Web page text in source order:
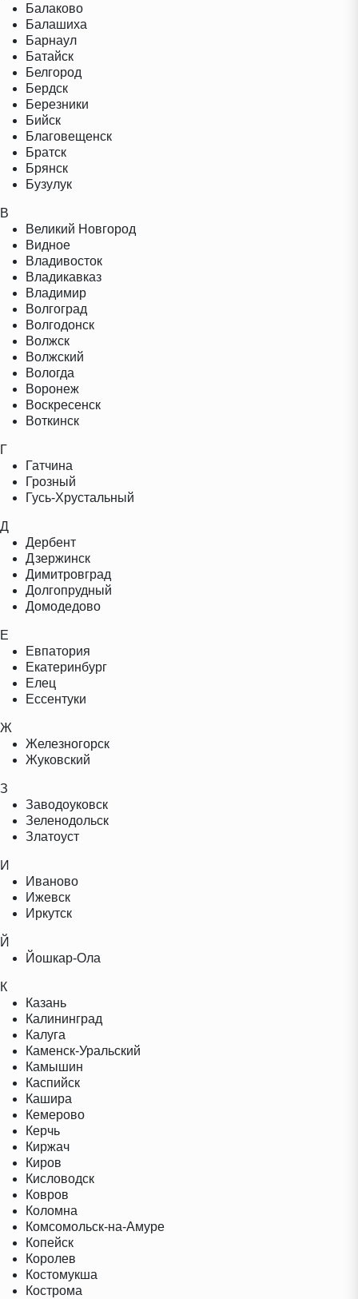
Балаково
Балашиха
Барнаул
Батайск
Белгород
Бердск
Березники
Бийск
Благовещенск
Братск
Брянск
Бузулук
В
Великий Новгород
Видное
Владивосток
Владикавказ
Владимир
Волгоград
Волгодонск
Волжск
Волжский
Вологда
Воронеж
Воскресенск
Воткинск
Г
Гатчина
Грозный
Гусь-Хрустальный
Д
Дербент
Дзержинск
Димитровград
Долгопрудный
Домодедово
Е
Евпатория
Екатеринбург
Елец
Ессентуки
Ж
Железногорск
Жуковский
З
Заводоуковск
Зеленодольск
Златоуст
И
Иваново
Ижевск
Иркутск
Й
Йошкар-Ола
К
Казань
Калининград
Калуга
Каменск-Уральский
Камышин
Каспийск
Кашира
Кемерово
Керчь
Киржач
Киров
Кисловодск
Ковров
Коломна
Комсомольск-на-Амуре
Копейск
Королев
Костомукша
Кострома